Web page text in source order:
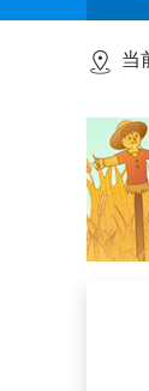
当